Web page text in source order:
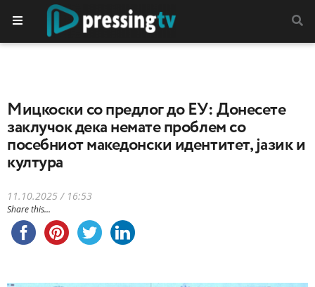
Mицкоски со предлог до ЕУ: Донесете
заклучок дека немате проблем со
посебниот македонски идентитет, јазик и
култура
11.10.2025 / 16:53
Share this...